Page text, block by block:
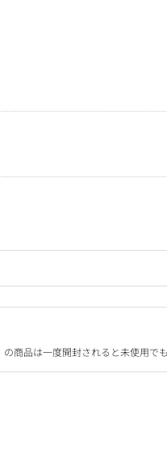
品は一度開封されると未使用で